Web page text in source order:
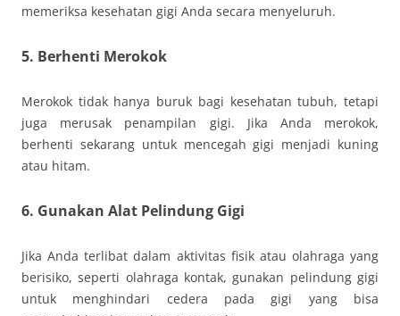
memeriksa kesehatan gigi Anda secara menyeluruh.
5. Berhenti Merokok
Merokok tidak hanya buruk bagi kesehatan tubuh, tetapi
juga merusak penampilan gigi. Jika Anda merokok,
berhenti sekarang untuk mencegah gigi menjadi kuning
atau hitam.
6. Gunakan Alat Pelindung Gigi
Jika Anda terlibat dalam aktivitas fisik atau olahraga yang
berisiko, seperti olahraga kontak, gunakan pelindung gigi
untuk menghindari cedera pada gigi yang bisa